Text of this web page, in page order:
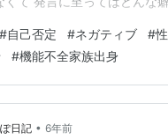
相手がどんな風に感じてい
となく過ごしてきて 自分の
ィブさにも 全く気がついて
いことが 「ラッキー」や「
やっと最近理解できまして
#自己否定 #ネガティブ #
#機能不全家族出身
日記 • 6年前